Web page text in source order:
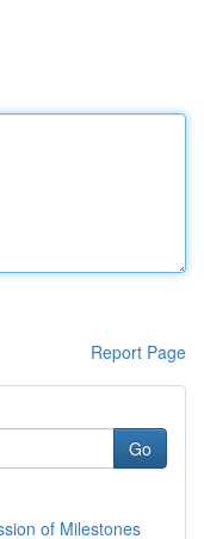
Report Page
Go
of Milestones